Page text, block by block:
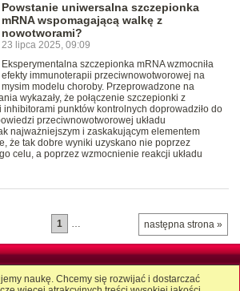
Powstanie uniwersalna szczepionka
mRNA wspomagającą walkę z
nowotworami?
23 lipca 2025, 09:09
Eksperymentalna szczepionka mRNA wzmocniła
efekty immunoterapii przeciwnowotworowej na
mysim modelu choroby. Przeprowadzone na
wykazały, że połączenie szczepionki z
punktów kontrolnych doprowadziło do
przeciwnowotworowej układu
najważniejszym i zaskakującym elementem
że tak dobre wyniki uzyskano nie poprzez
celu, a poprzez wzmocnienie reakcji układu
następna strona »
1 …
naukę. Chcemy się rozwijać i dostarczać